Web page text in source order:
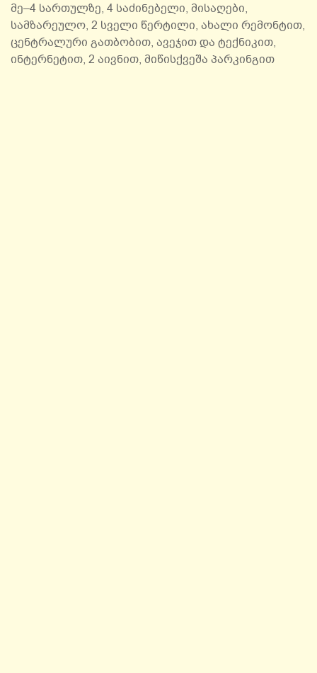
მე–4 სართულზე, 4 საძინებელი, მისაღები,
სამზარეულო, 2 სველი წერტილი, ახალი რემონტით,
ცენტრალური გათბობით, ავეჯით და ტექნიკით,
ინტერნეტით, 2 აივნით, მიწისქვეშა პარკინგით